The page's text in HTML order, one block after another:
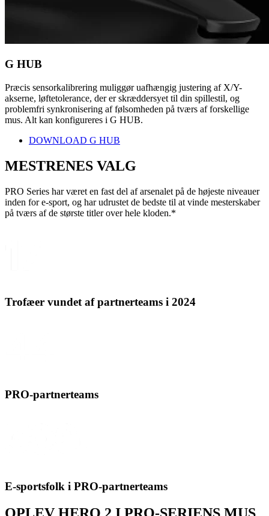
G HUB
Præcis sensorkalibrering muliggør uafhængig justering af X/Y-
akserne, løftetolerance, der er skræddersyet til din spillestil, og
problemfri synkronisering af følsomheden på tværs af forskellige
mus. Alt kan konfigureres i G HUB.
DOWNLOAD G HUB
MESTRENES VALG
PRO Series har været en fast del af arsenalet på de højeste niveauer
inden for e-sport, og har udrustet de bedste til at vinde mesterskaber
på tværs af de største titler over hele kloden.*
Trofæer vundet af partnerteams i 2024
PRO-partnerteams
E-sportsfolk i PRO-partnerteams